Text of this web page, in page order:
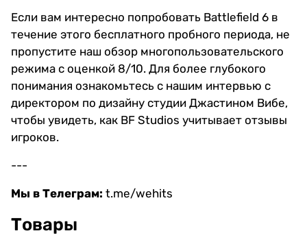
Если вам интересно попробовать Battlefield 6 в
течение этого бесплатного пробного периода, не
пропустите наш обзор многопользовательского
режима с оценкой 8/10. Для более глубокого
понимания ознакомьтесь с нашим интервью с
директором по дизайну студии Джастином Вибе,
чтобы увидеть, как BF Studios учитывает отзывы
игроков.
---
Мы в Телеграм: t.me/wehits
Товары